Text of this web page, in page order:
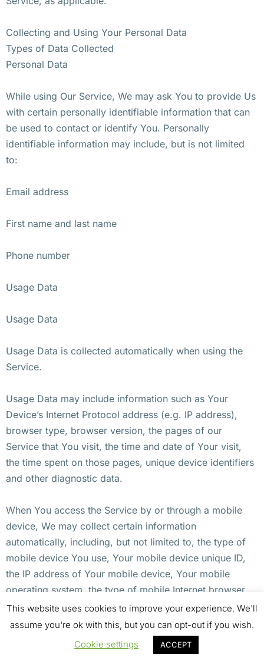
Collecting and Using Your Personal Data
Types of Data Collected
Personal Data
While using Our Service, We may ask You to provide Us
with certain personally identifiable information that can
be used to contact or identify You. Personally
identifiable information may include, but is not limited
to:
Email address
First name and last name
Phone number
Usage Data
Usage Data
Usage Data is collected automatically when using the
Service.
Usage Data may include information such as Your
Device’s Internet Protocol address (e.g. IP address),
browser type, browser version, the pages of our
Service that You visit, the time and date of Your visit,
the time spent on those pages, unique device identifiers
and other diagnostic data.
When You access the Service by or through a mobile
device, We may collect certain information
automatically, including, but not limited to, the type of
mobile device You use, Your mobile device unique ID,
the IP address of Your mobile device, Your mobile
operating system, the type of mobile Internet browser
You use, unique device identifiers and other diagnostic
data.
We may also collect information that Your browser
This website uses cookies to improve your experience. We'll
assume you're ok with this, but you can opt-out if you wish.
Cookie settings
ACCEPT